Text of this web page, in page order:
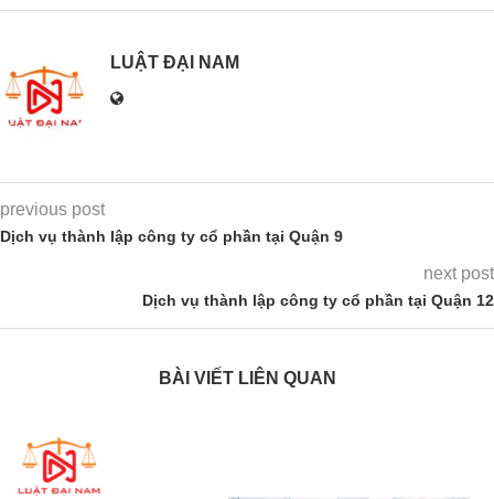
LUẬT ĐẠI NAM
previous post
Dịch vụ thành lập công ty cổ phần tại Quận 9
next post
Dịch vụ thành lập công ty cổ phần tại Quận 12
BÀI VIẾT LIÊN QUAN